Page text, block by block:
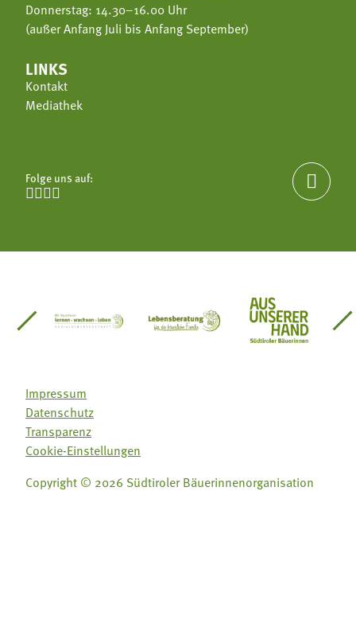
Donnerstag: 14.30–16.00 Uhr
(außer Anfang Juli bis Anfang September)
LINKS
Kontakt
Mediathek
Folge uns auf:


Südtirol
Gärtnervereinigung
Sozialgenossenschaft Mit Bäuerinnen lernen -
Lebensberatung für dieAus unserer
Impressum
Datenschutz
Transparenz
Cookie-Einstellungen
Copyright © 2026 Südtiroler Bäuerinnenorganisation